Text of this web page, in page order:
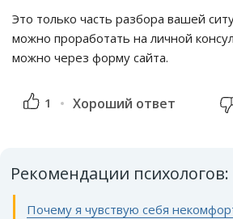
Это только часть разбора вашей
можно проработать на личной
можно через форму сайта.
1 Хороший ответ
Рекомендации психологов:
Почему я чувствую себя